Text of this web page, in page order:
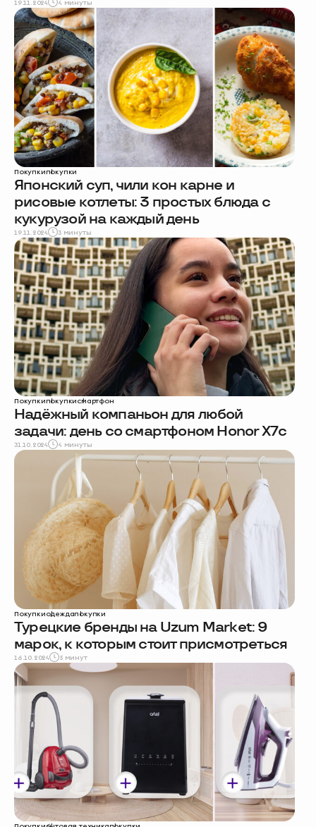
19.11.2024 4 минуты
Покупкипокупки
Японский суп, чили кон карне и
рисовые котлеты: 3 простых блюда с
кукурузой на каждый день
19.11.2024 3 минуты
Покупкипокупкисмартфон
Надёжный компаньон для любой
задачи: день со смартфоном Honor X7c
31.10.2024 4 минуты
Покупкиодеждапокупки
Турецкие бренды на Uzum Market: 9
марок, к которым стоит присмотреться
16.10.2024 5 минут